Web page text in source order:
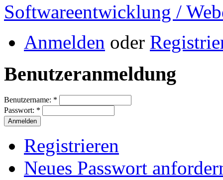
Softwareentwicklung /
Anmelden oder
Benutzeranmeldung
Benutzername: *
Passwort: *
Registrieren
Neues Passwort